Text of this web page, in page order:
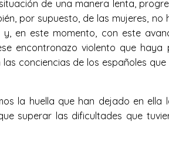
de una manera lenta,
por supuesto, de las mujeres,
en este momento, con este
encontronazo violento que haya
conciencias de los españoles
la huella que han dejado en ella
superar las dificultades que